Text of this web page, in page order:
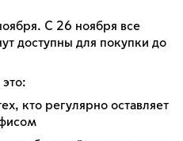
С 26 ноября все
доступны для покупки до
кто регулярно оставляет